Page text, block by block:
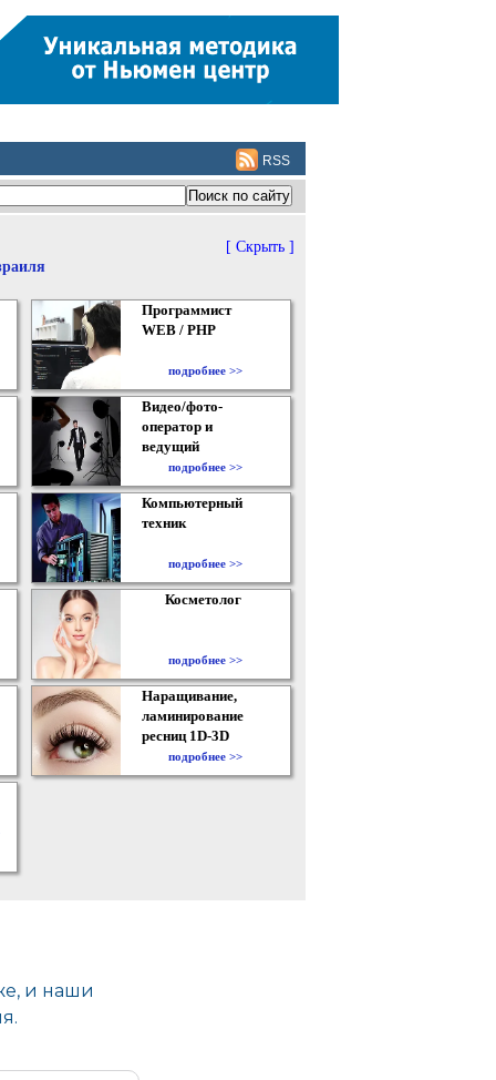
RSS
[ Скрыть ]
Программист
WEB / PHP
подробнее >>
Видео/фото-
оператор и
ведущий
подробнее >>
Компьютерный
техник
подробнее >>
Косметолог
подробнее >>
Наращивание,
ламинирование
ресниц 1D-3D
подробнее >>